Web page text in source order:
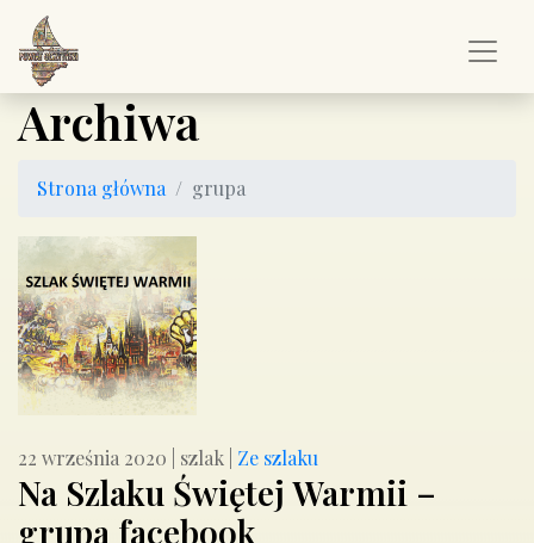
Archiwa
Strona główna grupa
22 września 2020 szlak Ze szlaku
Na Szlaku Świętej Warmii –
grupa facebook